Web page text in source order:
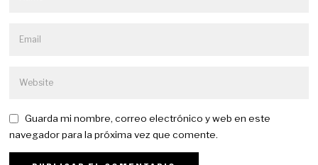
Guarda mi nombre, correo electrónico y web en este
navegador para la próxima vez que comente.